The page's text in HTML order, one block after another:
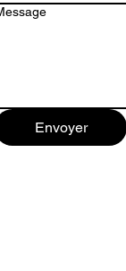
Envoyer